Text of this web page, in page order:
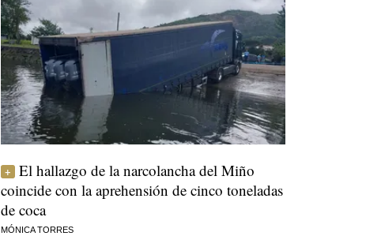
El hallazgo de la narcolancha del Miño
coincide con la aprehensión de cinco toneladas
de coca
MÓNICA TORRES